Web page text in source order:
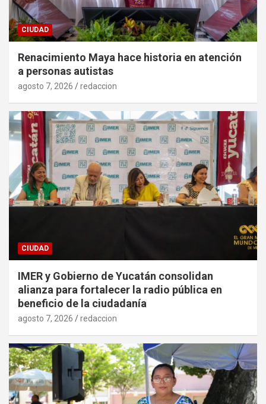
CIUDAD
Renacimiento Maya hace historia en atención
a personas autistas
agosto 7, 2026 redaccion
CIUDAD
IMER y Gobierno de Yucatán consolidan
alianza para fortalecer la radio pública en
beneficio de la ciudadanía
agosto 7, 2026 redaccion